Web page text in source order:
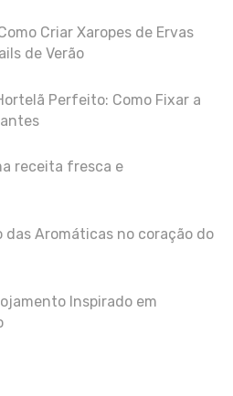
Criar Xaropes de Ervas
de Verão
Perfeito: Como Fixar a
receita fresca e
das Aromáticas no coração do
Inspirado em